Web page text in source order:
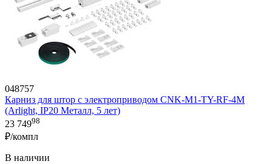
048757
Карниз для штор с электроприводом CNK-M1-TY-RF-4M
(Arlight, IP20 Металл, 5 лет)
23 74998
₽/компл
В наличии